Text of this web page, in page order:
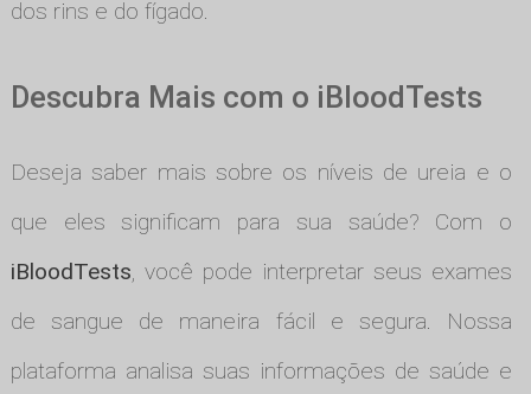
dos rins e do fígado.
Descubra Mais com o iBloodTests
Deseja saber mais sobre os níveis de ureia e o
que eles significam para sua saúde? Com o
iBloodTests, você pode interpretar seus exames
de sangue de maneira fácil e segura. Nossa
plataforma analisa suas informações de saúde e